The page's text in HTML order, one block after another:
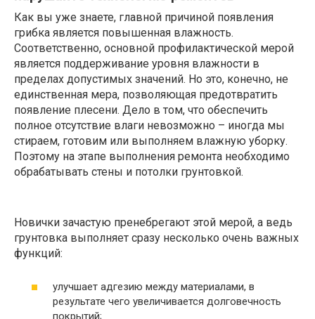
Как вы уже знаете, главной причиной появления
грибка является повышенная влажность.
Соответственно, основной профилактической мерой
является поддерживание уровня влажности в
пределах допустимых значений. Но это, конечно, не
единственная мера, позволяющая предотвратить
появление плесени. Дело в том, что обеспечить
полное отсутствие влаги невозможно – иногда мы
стираем, готовим или выполняем влажную уборку.
Поэтому на этапе выполнения ремонта необходимо
обрабатывать стены и потолки грунтовкой.
Новички зачастую пренебрегают этой мерой, а ведь
грунтовка выполняет сразу несколько очень важных
функций:
улучшает адгезию между материалами, в
результате чего увеличивается долговечность
покрытий;